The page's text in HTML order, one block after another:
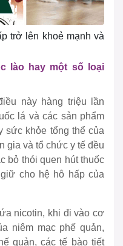
trở lên khoẻ mạnh và
lào hay một số loại
này hàng triệu lần
lá và các sản phẩm
sức khỏe tổng thể của
gia và tổ chức y tế đều
bỏ thói quen hút thuốc
cho hệ hô hấp của
nicotin, khi đi vào cơ
niêm mạc phế quản,
quản, các tế bào tiết